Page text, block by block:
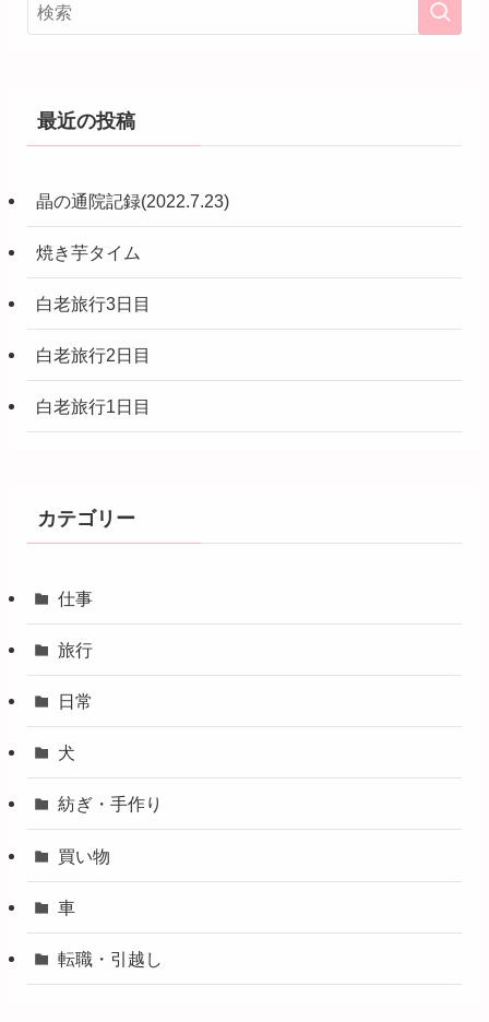
最近の投稿
晶の通院記録(2022.7.23)
焼き芋タイム
白老旅行3日目
白老旅行2日目
白老旅行1日目
カテゴリー
仕事
旅行
日常
犬
紡ぎ・手作り
買い物
車
転職・引越し